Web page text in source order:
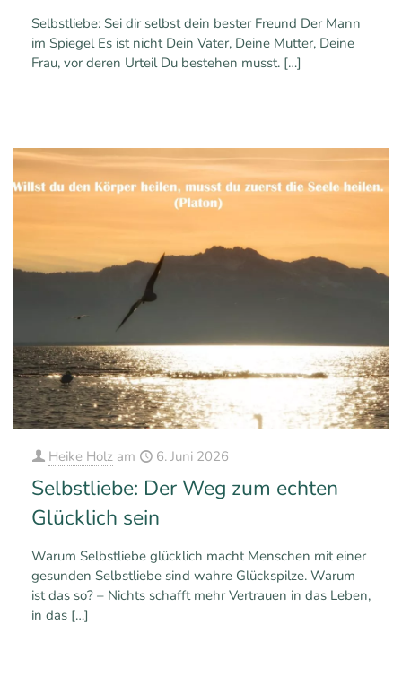
Selbstliebe: Sei dir selbst dein bester Freund Der Mann
im Spiegel Es ist nicht Dein Vater, Deine Mutter, Deine
Frau, vor deren Urteil Du bestehen musst. […]
Heike Holz am 6. Juni 2026
Selbstliebe: Der Weg zum echten
Glücklich sein
Warum Selbstliebe glücklich macht Menschen mit einer
gesunden Selbstliebe sind wahre Glückspilze. Warum
ist das so? – Nichts schafft mehr Vertrauen in das Leben,
in das […]